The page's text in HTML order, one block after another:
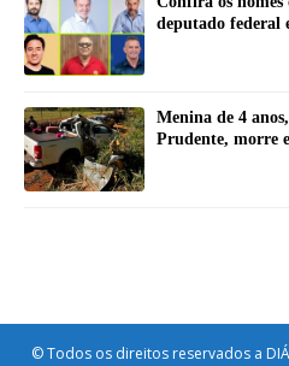
deputado federal
Menina de 4
Prudente, morre
© Todos os direitos reservados a